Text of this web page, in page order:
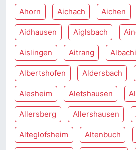
Ahorn Aichach Aichen
Aidhausen Aiglsbach
Aislingen Aitrang
Albertshofen Aldersbach
Alesheim Aletshausen
Allersberg Allershausen
Alteglofsheim Altenbuch